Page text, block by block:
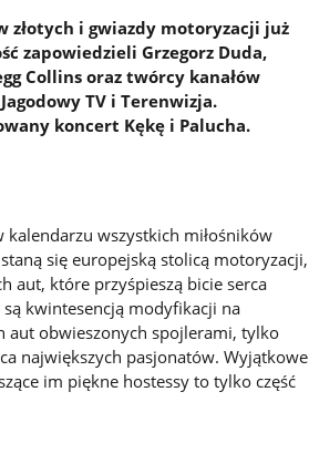
złotych i gwiazdy motoryzacji już
zapowiedzieli Grzegorz Duda,
Collins oraz twórcy kanałów
TV i Terenwizja.
koncert Kękę i Palucha.
wszystkich miłośników
się europejską stolicą motoryzacji,
aut, które przyśpieszą bicie serca
kwintesencją modyfikacji na
aut obwieszonych spojlerami, tylko
największych pasjonatów. Wyjątkowe
im piękne hostessy to tylko część